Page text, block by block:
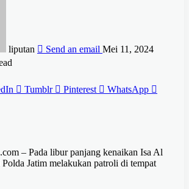
liputan Send an email Mei 11, 2024
Tumblr Pinterest
WhatsApp
– Pada libur panjang kenaikan Isa Al
Jatim melakukan patroli di tempat